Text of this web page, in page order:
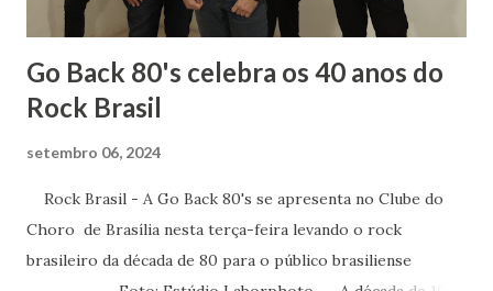
terceiro ano dividia comigo um amor: a mús...
Go Back 80's celebra os 40 anos do
Rock Brasil
setembro 06, 2024
Rock Brasil - A Go Back 80's se apresenta no Clube do
Choro de Brasília nesta terça-feira levando o rock
brasileiro da década de 80 para o público brasiliense